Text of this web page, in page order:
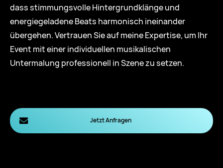
dass stimmungsvolle Hintergrundklänge und
energiegeladene Beats harmonisch ineinander
übergehen. Vertrauen Sie auf meine Expertise, um Ihr
Event mit einer individuellen musikalischen
Untermalung professionell in Szene zu setzen.
Jetzt Anfragen